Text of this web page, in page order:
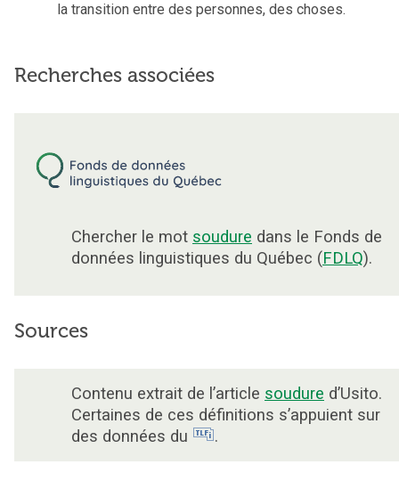
la transition entre des personnes, des choses.
Recherches associées
Chercher le mot soudure dans le Fonds de
données linguistiques du Québec (FDLQ).
Sources
Contenu extrait de l’article soudure d’Usito.
Certaines de ces définitions s’appuient sur
des données du
.